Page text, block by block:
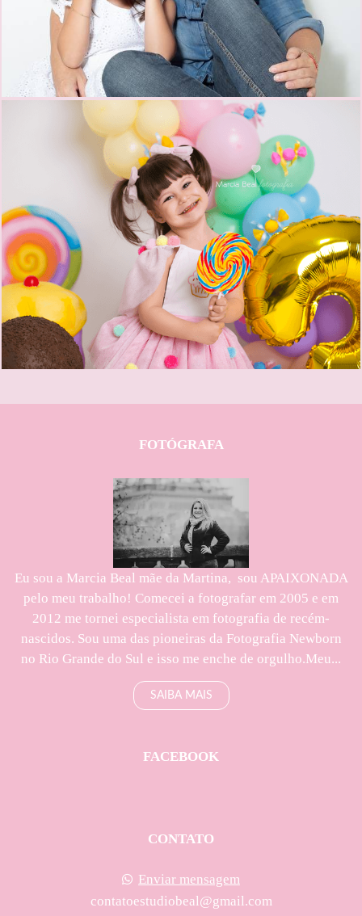
2340
1420
FOTÓGRAFA
Eu sou a Marcia Beal mãe da Martina, sou APAIXONADA
pelo meu trabalho! Comecei a fotografar em 2005 e em
2012 me tornei especialista em fotografia de recém-
nascidos. Sou uma das pioneiras da Fotografia Newborn
no Rio Grande do Sul e isso me enche de orgulho.Meu...
SAIBA MAIS
FACEBOOK
CONTATO
Enviar mensagem
contatoestudiobeal@gmail.com